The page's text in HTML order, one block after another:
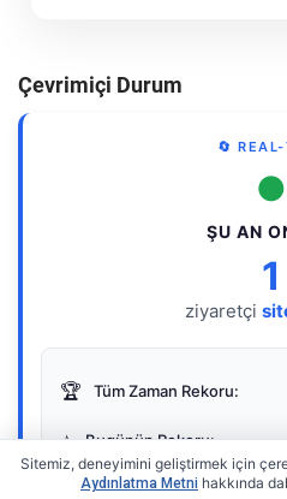
Çevrimiçi Durum
🔄
●
ŞU AN
1
ziyaretçi
🏆 Tüm Zaman Rekoru:
⭐ Bugünün Rekoru:
Sitemiz, deneyimini geliştirmek için
Aydınlatma Metni hakkında